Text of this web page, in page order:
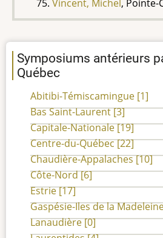
Vincent, Michel, Pointe-
Symposiums antérieurs
Québec
Abitibi-Témiscamingue [1]
Bas Saint-Laurent[3]
Capitale-Nationale[19]
Centre-du-Québec[22]
Chaudière-Appalaches[10]
Côte-Nord[6]
Estrie[17]
Gaspésie-Iles de la
Lanaudière[0]